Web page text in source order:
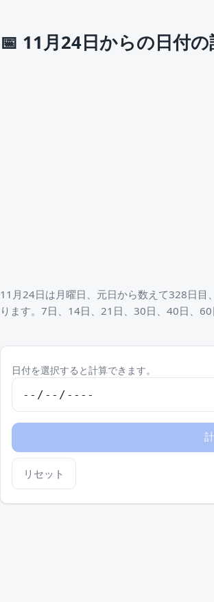
📅 11月24日からの日付
11月24日は月曜日、元日から数えて328日目
ります。7日、14日、21日、30日、40日、
日付を選択すると計算できます。
リセット